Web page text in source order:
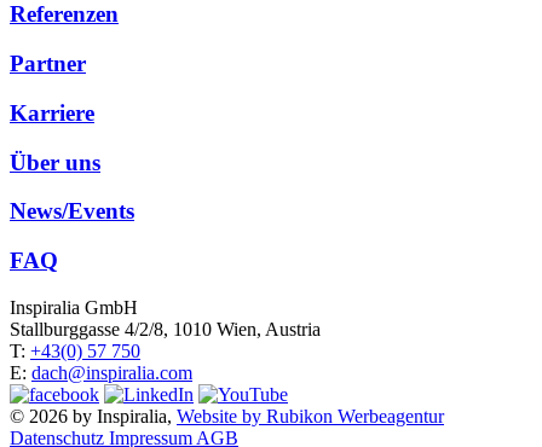
Referenzen
Partner
Karriere
Über uns
News/Events
FAQ
Inspiralia GmbH
Stallburggasse 4/2/8, 1010 Wien, Austria
T: +43(0) 57 750
E: dach@inspiralia.com
© 2026 by Inspiralia, Website by Rubikon Werbeagentur
Datenschutz Impressum AGB